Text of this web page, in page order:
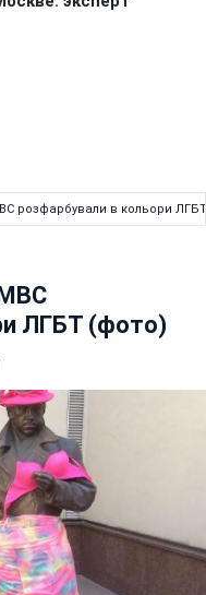
розфарбували в кольори
МВС
ЛГБТ (фото)